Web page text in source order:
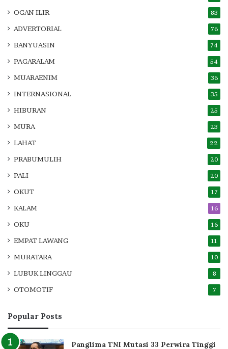
OGAN ILIR 83
ADVERTORIAL 76
BANYUASIN 74
PAGARALAM 54
MUARAENIM 36
INTERNASIONAL 35
HIBURAN 25
MURA 23
LAHAT 22
PRABUMULIH 20
PALI 20
OKUT 17
KALAM 16
OKU 16
EMPAT LAWANG 11
MURATARA 10
LUBUK LINGGAU 8
OTOMOTIF 7
Popular Posts
Panglima TNI Mutasi 33 Perwira Tinggi